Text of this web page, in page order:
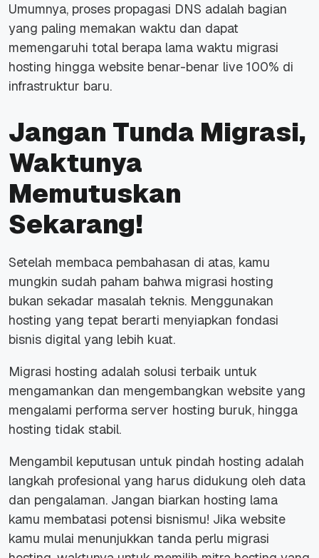
Umumnya, proses propagasi DNS adalah bagian
yang paling memakan waktu dan dapat
memengaruhi total berapa lama waktu migrasi
hosting hingga website benar-benar live 100% di
infrastruktur baru.
Jangan Tunda Migrasi,
Waktunya
Memutuskan
Sekarang!
Setelah membaca pembahasan di atas, kamu
mungkin sudah paham bahwa migrasi hosting
bukan sekadar masalah teknis. Menggunakan
hosting yang tepat berarti menyiapkan fondasi
bisnis digital yang lebih kuat.
Migrasi hosting adalah solusi terbaik untuk
mengamankan dan mengembangkan website yang
mengalami performa server hosting buruk, hingga
hosting tidak stabil.
Mengambil keputusan untuk pindah hosting adalah
langkah profesional yang harus didukung oleh data
dan pengalaman. Jangan biarkan hosting lama
kamu membatasi potensi bisnismu! Jika website
kamu mulai menunjukkan tanda perlu migrasi